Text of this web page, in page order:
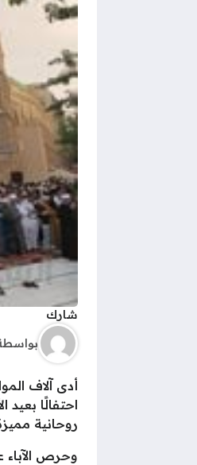
شارك
أدى آلاف
روحانية
وحرص